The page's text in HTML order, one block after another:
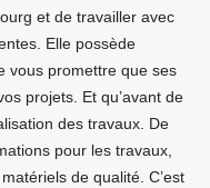
et de travailler avec
Elle possède
vous promettre que ses
projets. Et qu’avant de
des travaux. De
pour les travaux,
de qualité. C’est